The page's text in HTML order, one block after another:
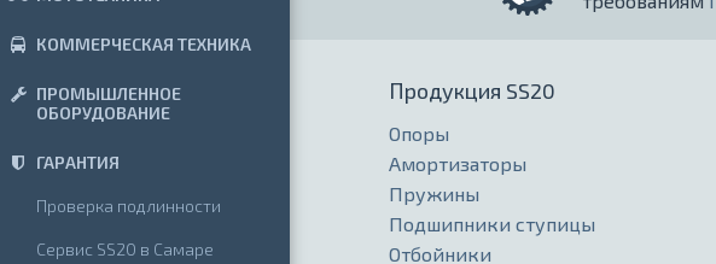
КОММЕРЧЕСКАЯ ТЕХНИКА
ПРОМЫШЛЕННОЕ
ОБОРУДОВАНИЕ
ГАРАНТИЯ
Проверка подлинности
Сервис SS20 в Самаре
Продукция SS20
Опоры
Амортизаторы
Пружины
Подшипники ступицы
Отбойники